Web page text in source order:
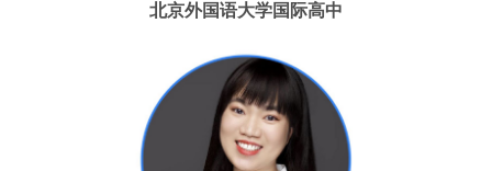
北京外国语大学国际高中